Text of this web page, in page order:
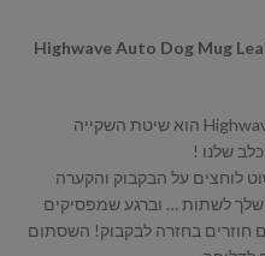
Highwave Auto Dog Mug
בקבוק השתיה לטיולים המקורי של Highwave הוא שיטת השקייה
שלנו !
לוחצים על הבקבוק והקערה
לשתות … וברגע שמפסיקים
חוזרים בחזרה לבקבוק! השסתום